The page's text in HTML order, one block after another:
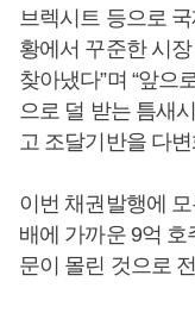
브렉시트 등으로
황에서 꾸준한 시
찾아냈다”며 “앞으
으로 덜 받는 틈새
고 조달기반을 다
이번 채권발행에
배에 가까운 9억 호
문이 몰린 것으로